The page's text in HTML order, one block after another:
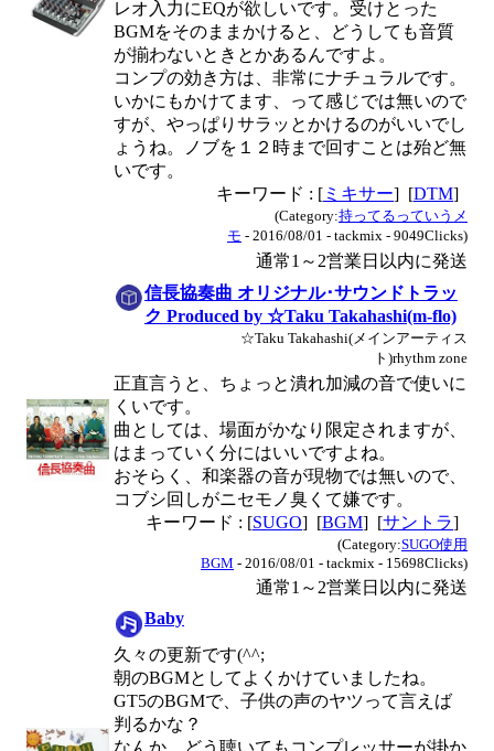
レオ入力にEQが欲しいです。受けとった
BGMをそのままかけると、どうしても音質
が揃わないときとかあるんですよ。
コンプの効き方は、非常にナチュラルです。
いかにもかけてます、って感じでは無いので
すが、やっぱりサラッとかけるのがいいでし
ょうね。ノブを１２時まで回すことは殆ど無
いです。
キーワード : [ ミキサー] [DTM]
(Category:持ってるっていうメ
モ - 2016/08/01 - tackmix - 9049Clicks)
通常1～2営業日以内に発送
信長協奏曲 オリジナル･サウンドトラッ
ク Produced by ☆Taku Takahashi(m-flo)
☆Taku Takahashi(メインアーティス
ト)rhythm zone
正直言うと、ちょっと潰れ加減の音で使いに
くいです。
曲としては、場面がかなり限定されますが、
はまっていく分にはいいですよね。
おそらく、和楽器の音が現物では無いので、
コブシ回しがニセモノ臭くて嫌です。
キーワード : [SUGO] [BGM] [サントラ]
(Category:SUGO使用
BGM - 2016/08/01 - tackmix - 15698Clicks)
通常1～2営業日以内に発送
Baby
久々の更新です(^^;
朝のBGMとしてよくかけていましたね。
GT5のBGMで、子供の声のヤツって言えば
判るかな？